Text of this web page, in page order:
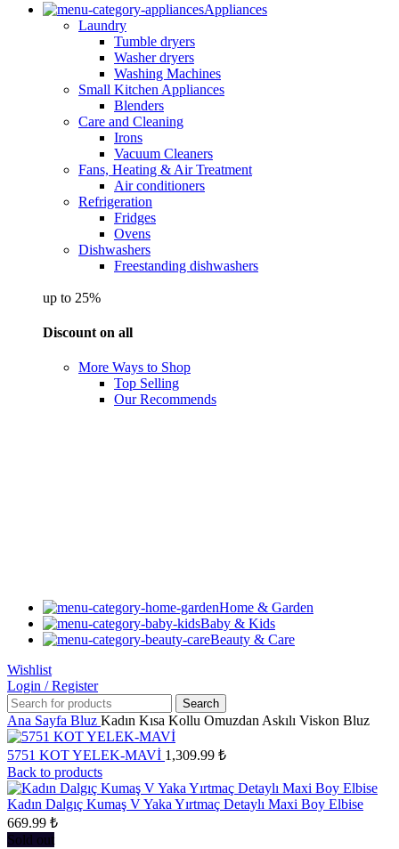
Appliances
Laundry
Tumble dryers
Washer dryers
Washing Machines
Small Kitchen Appliances
Blenders
Care and Cleaning
Irons
Vacuum Cleaners
Fans, Heating & Air Treatment
Air conditioners
Refrigeration
Fridges
Ovens
Dishwashers
Freestanding dishwashers
up to 25%
Discount on all
More Ways to Shop
Top Selling
Our Recommends
Home & Garden
Baby & Kids
Beauty & Care
Wishlist
Login / Register
Search
Ana Sayfa Bluz Kadın Kısa Kollu Omuzdan Askılı Viskon Bluz
5751 KOT YELEK-MAVİ 1,309.99 ₺
Back to products
Kadın Dalgıç Kumaş V Yaka Yırtmaç Detaylı Maxi Boy Elbise
669.99 ₺
Sold out